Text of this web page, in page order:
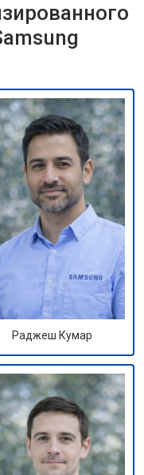
Раджеш Кумар